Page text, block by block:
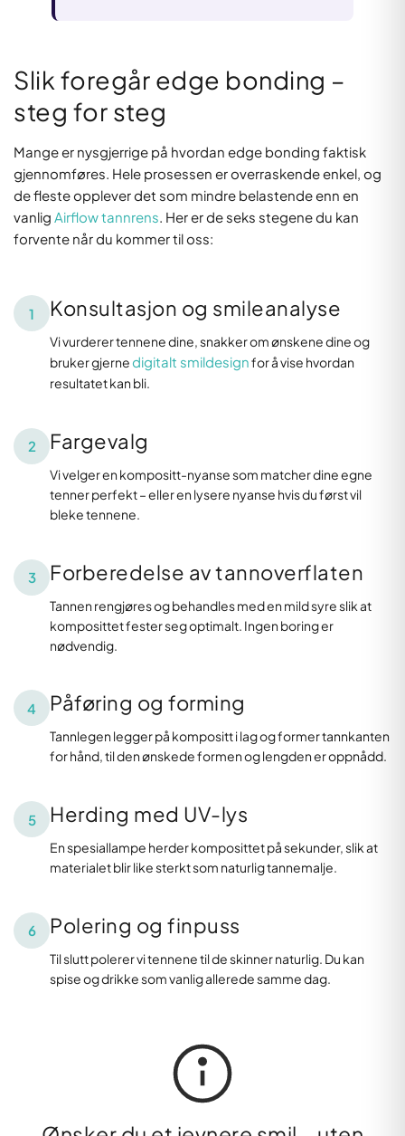
Slik foregår edge bonding –
steg for steg
Mange er nysgjerrige på hvordan edge bonding faktisk
gjennomføres. Hele prosessen er overraskende enkel, og
de fleste opplever det som mindre belastende enn en
vanlig Airflow tannrens. Her er de seks stegene du kan
forvente når du kommer til oss:
1 Konsultasjon og smileanalyse
Vi vurderer tennene dine, snakker om ønskene dine og
bruker gjernedigitalt smildesignfor å vise hvordan
resultatet kan bli.
2 Fargevalg
Vi velger en kompositt-nyanse som matcher dine egne
tenner perfekt – eller en lysere nyanse hvis du først vil
bleke tennene.
3 Forberedelse av tannoverflaten
Tannen rengjøres og behandles med en mild syre slik at
komposittet fester seg optimalt. Ingen boring er
nødvendig.
4 Påføring og forming
Tannlegen legger på kompositt i lag og former tannkanten
for hånd, til den ønskede formen og lengden er oppnådd.
5 Herding med UV-lys
En spesiallampe herder komposittet på sekunder, slik at
materialet blir like sterkt som naturlig tannemalje.
6 Polering og finpuss
Til slutt polerer vi tennene til de skinner naturlig. Du kan
spise og drikke som vanlig allerede samme dag.